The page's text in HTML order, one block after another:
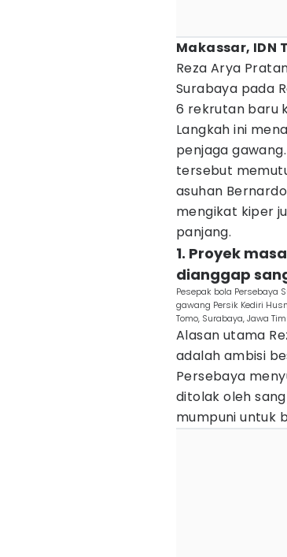
Makassar, IDN
Reza Arya
Surabaya pada
6 rekrutan baru
Langkah ini
penjaga
tersebut
asuhan
mengikat kiper
panjang.
1. Proyek
dianggap
Pesepak bola Persebaya
gawang Persik Kediri
Tomo, Surabaya, Jawa
Alasan utama
adalah ambisi
Persebaya
ditolak oleh
mumpuni untuk